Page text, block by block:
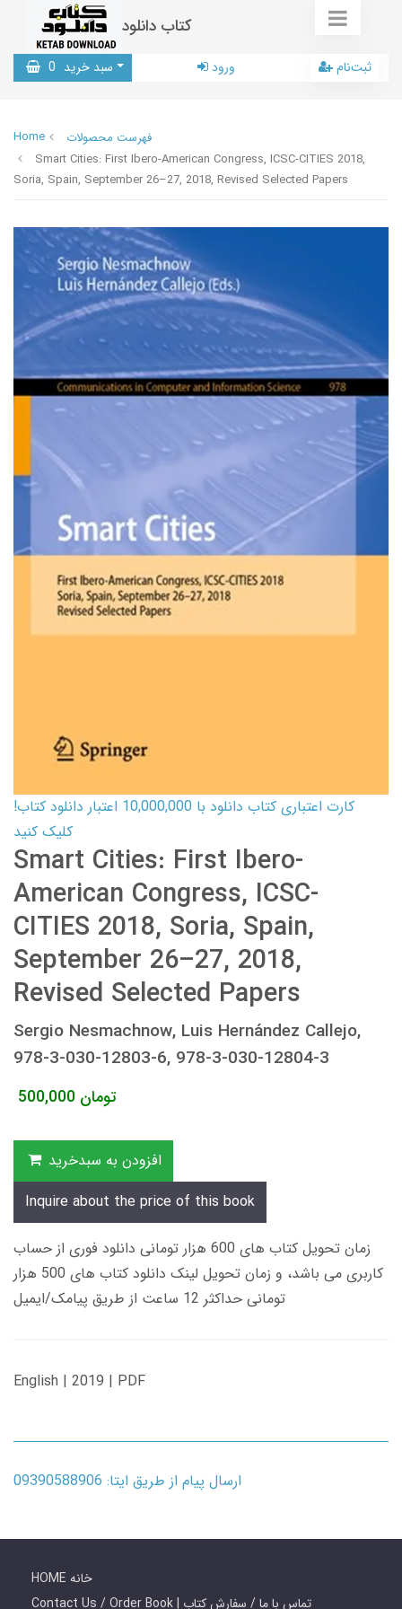
کتاب دانلود
سبد خرید 0 ورود ثبت‌نام
Home
فهرست محصولات
Smart Cities: First Ibero-American Congress, ICSC-CITIES 2018,
Soria, Spain, September 26–27, 2018, Revised Selected Papers
کارت اعتباری کتاب دانلود با 10,000,000 اعتبار دانلود کتاب!
کلیک کنید
Smart Cities: First Ibero-
American Congress, ICSC-
CITIES 2018, Soria, Spain,
September 26–27, 2018,
Revised Selected Papers
Sergio Nesmachnow, Luis Hernández Callejo,
978-3-030-12803-6, 978-3-030-12804-3
500,000 تومان
افزودن به سبدخرید
Inquire about the price of this book
زمان تحویل کتاب های 600 هزار تومانی دانلود فوری از حساب
کاربری می باشد، و زمان تحویل لینک دانلود کتاب های 500 هزار
تومانی حداکثر 12 ساعت از طریق پیامک/ایمیل
English | 2019 | PDF
ارسال پیام از طریق ایتا: 09390588906
HOME خانه
Contact Us / Order Book | تماس با ما / سفارش کتاب